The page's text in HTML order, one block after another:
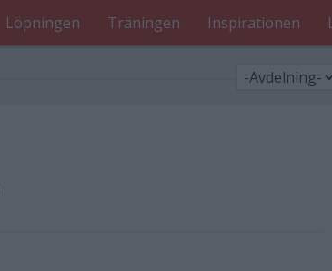
Löpningen Träningen Inspirationen